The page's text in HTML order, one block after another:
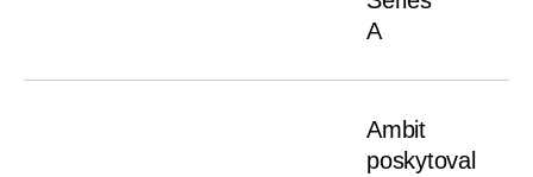
A
Ambit
poskytoval